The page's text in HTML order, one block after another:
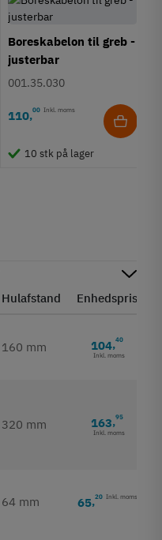
Boreskabelon til greb -
justerbar
001.35.030
110,00 Inkl. moms
10 stk på lager
Hulafstand Enhedspris
160 mm 104,40
Inkl. moms
320 mm 163,95
Inkl. moms
64 mm 65,20 Inkl. moms